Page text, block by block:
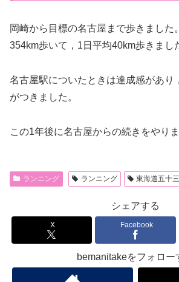
岡崎から目標の名古屋まで歩きました
354km歩いて，1日平均40km歩きまし
名古屋駅についたときは達成感があり
がつきました。
この1年後に名古屋からの続きをやりま
ランニング ランニング 東海道五十
シェアする
X Facebook
bemanitakeをフォロー